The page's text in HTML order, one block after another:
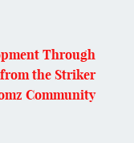
Through
the Striker
Community